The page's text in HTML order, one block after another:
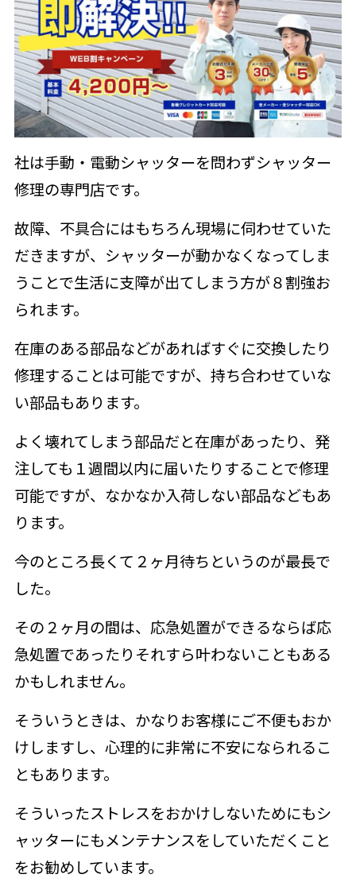
社は手動・電動シャッターを問わずシャッター
修理の専門店です。
故障、不具合にはもちろん現場に伺わせていた
だきますが、シャッターが動かなくなってしま
うことで生活に支障が出てしまう方が８割強お
られます。
在庫のある部品などがあればすぐに交換したり
修理することは可能ですが、持ち合わせていな
い部品もあります。
よく壊れてしまう部品だと在庫があったり、発
注しても１週間以内に届いたりすることで修理
可能ですが、なかなか入荷しない部品などもあ
ります。
今のところ長くて２ヶ月待ちというのが最長で
した。
その２ヶ月の間は、応急処置ができるならば応
急処置であったりそれすら叶わないこともある
かもしれません。
そういうときは、かなりお客様にご不便もおか
けしますし、心理的に非常に不安になられるこ
ともあります。
そういったストレスをおかけしないためにもシ
ャッターにもメンテナンスをしていただくこと
をお勧めしています。